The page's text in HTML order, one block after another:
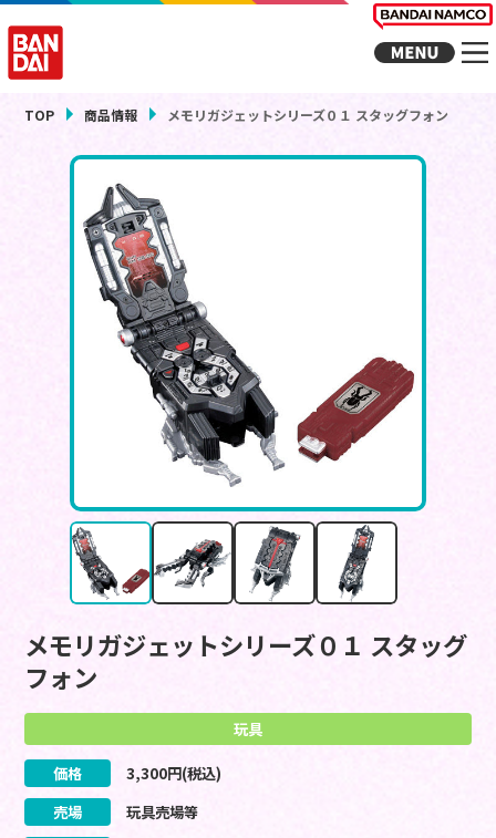
TOP 商品情報 メモリガジェットシリーズ０１ スタッグフォン
メモリガジェットシリーズ０１ スタッグ
フォン
玩具
価格 3,300円(税込)
売場
玩具売場等